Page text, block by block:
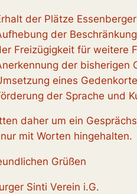
der Plätze
der
Freizügigkeit für weitere
der bisherigen
eines
der Sprache und
daher um ein
mit Worten hingehalten.
Grüßen
Sinti Verein i.G.